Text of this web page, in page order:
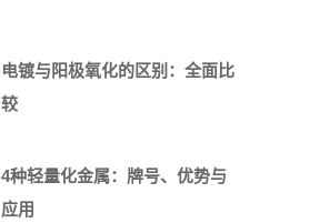
电镀与阳极氧化的区别：全面比
较
4种轻量化金属：牌号、优势与
应用